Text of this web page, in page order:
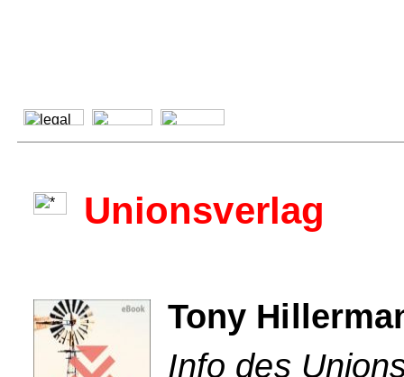
Unionsverlag
Tony
Info des